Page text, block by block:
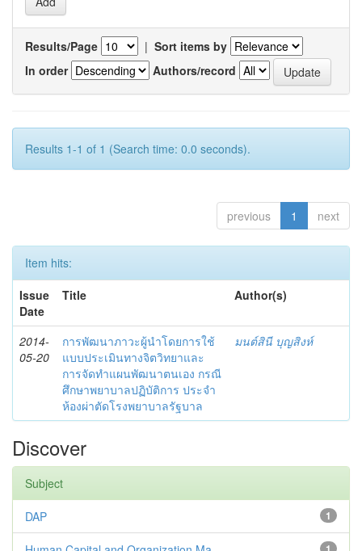
Results/Page | Sort items by
In order
Authors/record
Results 1-1 of 1 (Search time: 0.0 seconds).
previous 1 next
Item hits:
Issue
Date
Title Author(s)
2014-
05-20
การพัฒนาภาวะผู้นำโดยการใช้
แบบประเมินทางจิตวิทยาและ
การจัดทำแผนพัฒนาตนเอง กรณี
ศึกษาพยาบาลปฏิบัติการ ประจำ
ห้องผ่าตัดโรงพยาบาลรัฐบาล
มนต์สินี บุญสิงห์
Discover
Subject
1
DAP